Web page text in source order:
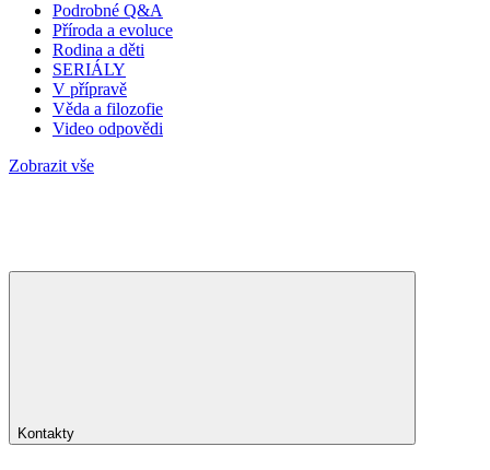
Podrobné Q&A
Příroda a evoluce
Rodina a děti
SERIÁLY
V přípravě
Věda a filozofie
Video odpovědi
Zobrazit vše
Kontakty